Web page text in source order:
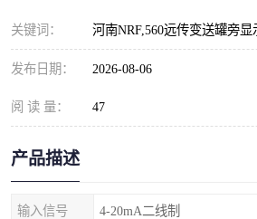
关键词： 河南NRF,560远传变送罐旁显
发布日期： 2026-08-06
阅 读 量： 47
产品描述
输入信号 4-20mA二线制